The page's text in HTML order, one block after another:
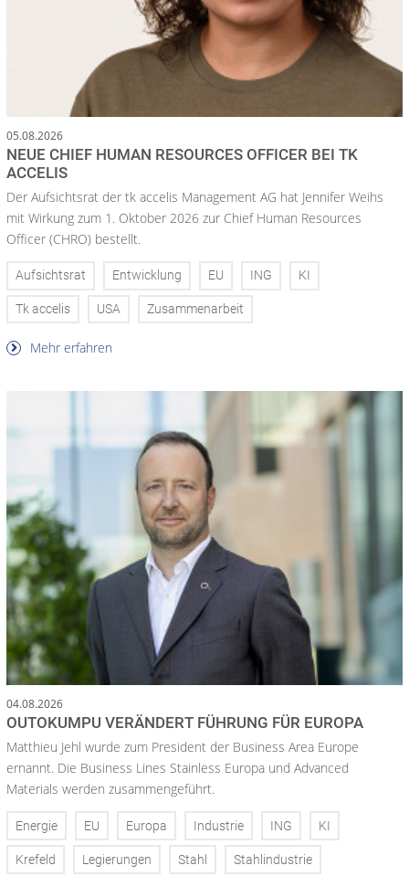
05.08.2026
NEUE CHIEF HUMAN RESOURCES OFFICER BEI TK
ACCELIS
Der Aufsichtsrat der tk accelis Management AG hat Jennifer Weihs
mit Wirkung zum 1. Oktober 2026 zur Chief Human Resources
Officer (CHRO) bestellt.
Aufsichtsrat Entwicklung EU ING KI
Tk accelis USA Zusammenarbeit
Mehr erfahren
04.08.2026
OUTOKUMPU VERÄNDERT FÜHRUNG FÜR EUROPA
Matthieu Jehl wurde zum President der Business Area Europe
ernannt. Die Business Lines Stainless Europa und Advanced
Materials werden zusammengeführt.
Energie EU Europa Industrie ING KI
Krefeld Legierungen Stahl Stahlindustrie